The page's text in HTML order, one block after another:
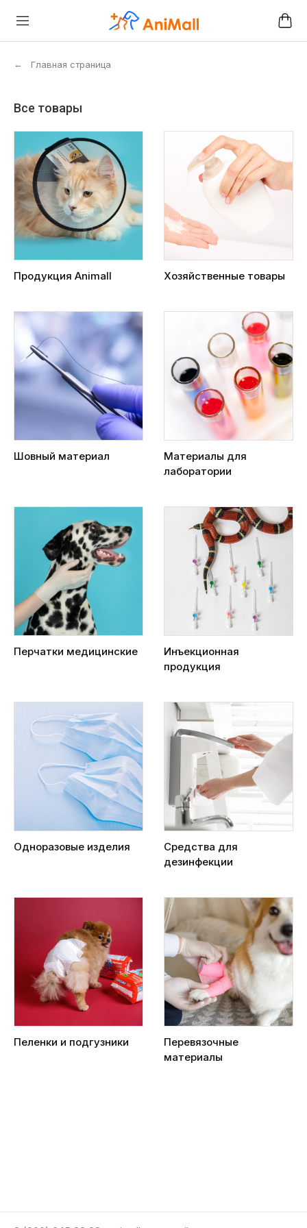
← Главная страница
Все товары
Продукция Animall Хозяйственные товары
Шовный материал
Материалы для
лаборатории
Перчатки медицинские
Инъекционная
продукция
Одноразовые изделия
Средства для
дезинфекции
Пеленки и подгузники
Перевязочные
материалы